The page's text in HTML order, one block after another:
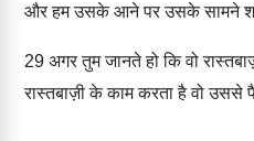
और हम उसके आने पर उसके सामने
29 अगर तुम जानते हो कि वो
रास्तबाज़ी के काम करता है वो उससे